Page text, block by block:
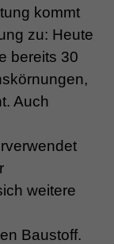
kommt
zu: Heute
bereits 30
Auch
weitere
Baustoff.